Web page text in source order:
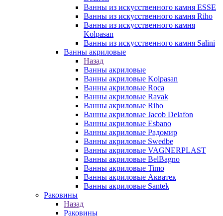
Ванны из искусственного камня ESSE
Ванны из искусственного камня Riho
Ванны из искусственного камня
Kolpasan
Ванны из искусственного камня Salini
Ванны акриловые
Назад
Ванны акриловые
Ванны акриловые Kolpasan
Ванны акриловые Roca
Ванны акриловые Ravak
Ванны акриловые Riho
Ванны акриловые Jacob Delafon
Ванны акриловые Esbano
Ванны акриловые Радомир
Ванны акриловые Swedbe
Ванны акриловые VAGNERPLAST
Ванны акриловые BelBagno
Ванны акриловые Timo
Ванны акриловые Акватек
Ванны акриловые Santek
Раковины
Назад
Раковины